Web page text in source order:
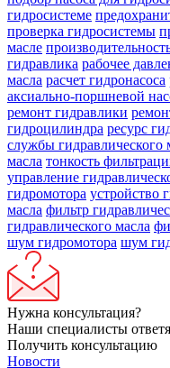
гидросистеме
проверка гидросистемы
масле
гидравлика рабочее
масла расчет гидронасоса
аксиально-поршневой
ремонт гидравлики
гидроцилиндра ресурс
службы гидравлического
масла тонкость
управление
гидромотора устройство
масла фильтр
гидравлического масла
шум гидромотора шум
Нужна консультация?
Наши специалисты
Получить консультацию
Новости